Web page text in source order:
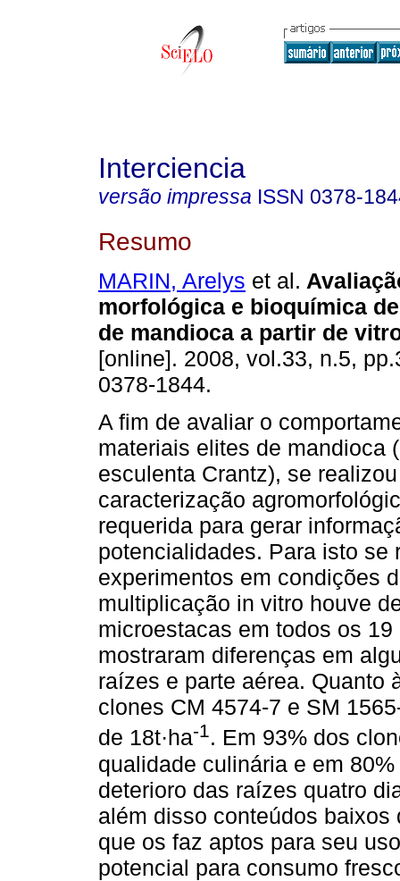
Interciencia
versão impressa ISSN 0378-
Resumo
MARIN, Arelys et al.
morfológica e bioquímica
de mandioca a partir de
[online]. 2008, vol.33, n.5,
0378-1844.
A fim de avaliar o
materiais elites de mandioca
esculenta Crantz), se
caracterização
requerida para gerar
potencialidades. Para isto se
experimentos em condições
multiplicação in vitro houve
microestacas em todos os
mostraram diferenças em
raízes e parte aérea. Quanto
clones CM 4574-7 e SM
de 18t·ha-1. Em 93% dos
qualidade culinária e em
deterioro das raízes quatro
além disso conteúdos
que os faz aptos para seu
potencial para consumo